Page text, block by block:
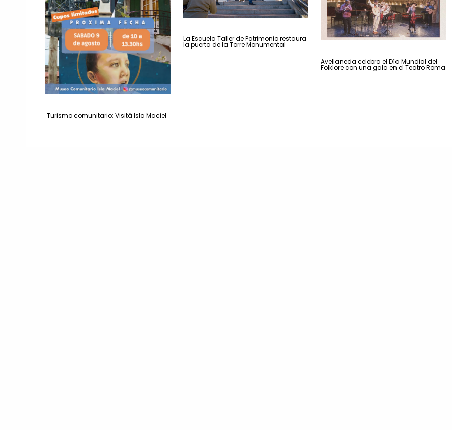
Turismo comunitario: Visitá Isla Maciel
La Escuela Taller de Patrimonio restaura
la puerta de la Torre Monumental
Avellaneda celebra el Día Mundial del
Folklore con una gala en el Teatro Roma